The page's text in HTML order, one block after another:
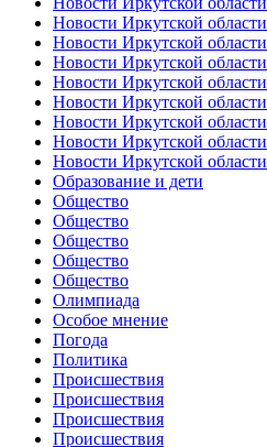
Новости Иркутской области
Новости Иркутской области
Новости Иркутской области
Новости Иркутской области
Новости Иркутской области
Новости Иркутской области
Новости Иркутской области
Новости Иркутской области
Образование и дети
Общество
Общество
Общество
Общество
Общество
Олимпиада
Особое мнение
Погода
Политика
Происшествия
Происшествия
Происшествия
Происшествия